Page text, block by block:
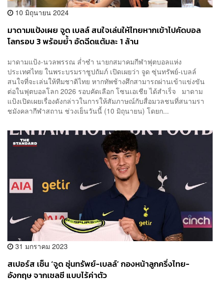
10 มิถุนายน 2024
มาดามแป้งเผย จูด เบลล์ สนใจเล่นให้ไทยหากเข้าไปคัดบอล
โลกรอบ 3 พร้อมย้ำ อัดฉีดแต้มละ 1 ล้าน
มาดามแป้ง-นวลพรรณ ล่ำซำ นายกสมาคมกีฬาฟุตบอลแห่ง
ประเทศไทย ในพระบรมราชูปถัมภ์ เปิดเผยว่า จูด ซุ่นทรัพย์-เบลล์
สนใจที่จะเล่นให้ทีมชาติไทย หากทัพช้างศึกสามารถผ่านเข้าแข่งขัน
ต่อในฟุตบอลโลก 2026 รอบคัดเลือก โซนเอเชีย ได้สำเร็จ มาดาม
แป้งเปิดเผยเรื่องดังกล่าวในการให้สัมภาษณ์กับสื่อมวลชนที่สนามรา
ชมังคลากีฬาสถาน ช่วงเย็นวันนี้ (10 มิถุนายน) โดยก...
31 มกราคม 2023
สเปอร์ส เซ็น ‘จูด ซุ่นทรัพย์-เบลล์’ กองหน้าลูกครึ่งไทย-
อังกฤษ จากเชลซี แบบไร้ค่าตัว